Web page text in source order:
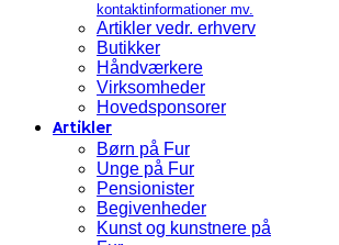
kontaktinformationer mv.
Artikler vedr. erhverv
Butikker
Håndværkere
Virksomheder
Hovedsponsorer
Artikler
Børn på Fur
Unge på Fur
Pensionister
Begivenheder
Kunst og kunstnere på